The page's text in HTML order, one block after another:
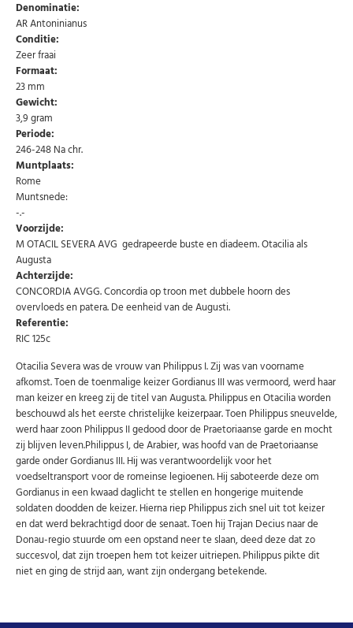
Schrijf u in voor onze gratis nieuwsbrief en ontvang
wekelijks een overzicht van de nieuwste munten en
speciale aanbiedingen.
U kunt zich op elk moment weer afmelden via de nieuwsbrief.
Uw gegevens worden niet gedeeld met derden
Niet meer opnieuw tonen.
Denominatie:
AR Antoninianus
Conditie:
Zeer fraai
Formaat:
23 mm
Gewicht:
3,9 gram
Periode:
246-248 Na chr.
Muntplaats:
Rome
Muntsnede:
-.-
Voorzijde:
M OTACIL SEVERA AVG gedrapeerde buste en diadeem. Otacilia als
Augusta
Achterzijde:
CONCORDIA AVGG. Concordia op troon met dubbele hoorn des
overvloeds en patera. De eenheid van de Augusti.
Referentie:
RIC 125c
Otacilia Severa was de vrouw van Philippus I. Zij was van voorname
afkomst. Toen de toenmalige keizer Gordianus III was vermoord, werd haar
man keizer en kreeg zij de titel van Augusta. Philippus en Otacilia worden
beschouwd als het eerste christelijke keizerpaar. Toen Philippus sneuvelde,
werd haar zoon Philippus II gedood door de Praetoriaanse garde en mocht
zij blijven leven.Philippus I, de Arabier, was hoofd van de Praetoriaanse
garde onder Gordianus III. Hij was verantwoordelijk voor het
voedseltransport voor de romeinse legioenen. Hij saboteerde deze om
Gordianus in een kwaad daglicht te stellen en hongerige muitende
soldaten doodden de keizer. Hierna riep Philippus zich snel uit tot keizer
en dat werd bekrachtigd door de senaat. Toen hij Trajan Decius naar de
Donau-regio stuurde om een opstand neer te slaan, deed deze dat zo
succesvol, dat zijn troepen hem tot keizer uitriepen. Philippus pikte dit
niet en ging de strijd aan, want zijn ondergang betekende.